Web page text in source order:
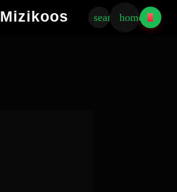
Mizikoos searchhome